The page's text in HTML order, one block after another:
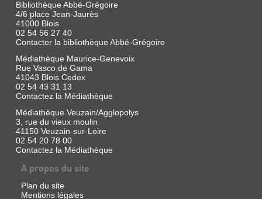
Hier
et
Demain,
DÉCOUVERTE
DU
DAUPHINÉ
Livre
UN
FLEUVE
EN
1840
LA
LOIRE
|
Poirier,
Jacques
|
Michel
1985
Bibliothèque Abbé-Grégoire
4/6 place Jean-Jaurès
41000 Blois
02 54 56 27 40
Contacter la bibliothèque Abbé-Grégoire
Médiathèque Maurice-Genevoix
Rue Vasco de Gama
41043 Blois Cedex
02 54 43 31 13
Contactez la Médiathèque
Médiathèque Veuzain/Agglopolys
3, rue du vieux moulin
41150 Veuzain-sur-Loire
02 54 20 78 00
Contactez la Médiathèque
A propos du site
Plan du site
Mentions légales